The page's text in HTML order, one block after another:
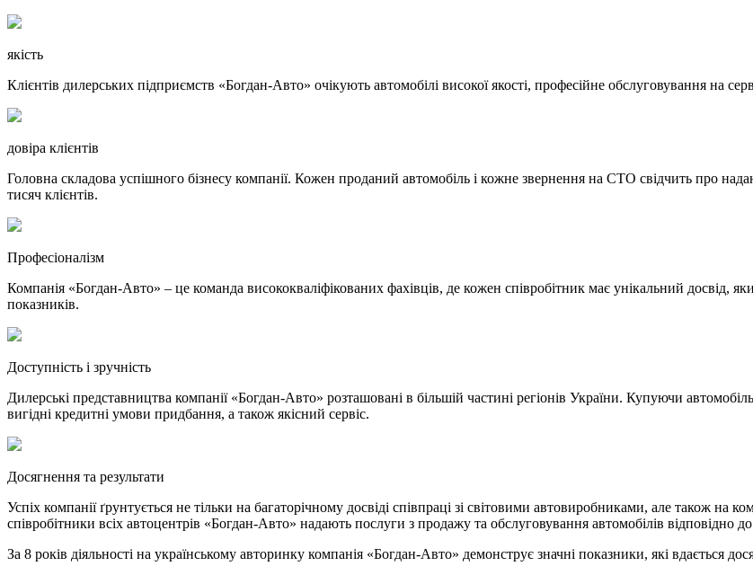
якість
Клієнтів дилерських підприємств «Богдан-Авто» очікують автомобілі високої якості, професійне обслуговування на
довіра клієнтів
Головна складова успішного бізнесу компанії. Кожен проданий автомобіль і кожне звернення на СТО свідчить про
тисяч клієнтів.
Професіоналізм
Компанія «Богдан-Авто» – це команда висококваліфікованих фахівців, де кожен співробітник має унікальний досвід,
показників.
Доступність і зручність
Дилерські представництва компанії «Богдан-Авто» розташовані в більшій частині регіонів України. Купуючи
вигідні кредитні умови придбання, а також якісний сервіс.
Досягнення та результати
Успіх компанії ґрунтується не тільки на багаторічному досвіді співпраці зі світовими автовиробниками, але також на
співробітники всіх автоцентрів «Богдан-Авто» надають послуги з продажу та обcлуговування автомобілів відповідно до
За 8 років діяльності на українському авторинку компанія «Богдан-Авто» демонструє значні показники, які вдається